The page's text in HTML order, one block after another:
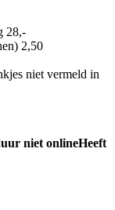
28,-
2,50
niet vermeld in
niet onlineHeeft